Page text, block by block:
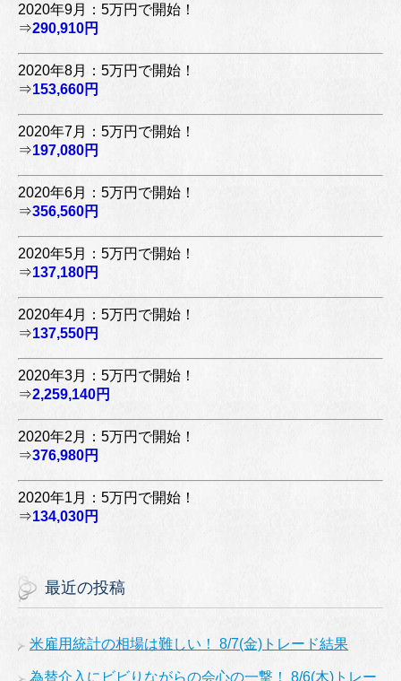
2020年9月：5万円で開始！
⇒290,910円
2020年8月：5万円で開始！
⇒153,660円
2020年7月：5万円で開始！
⇒197,080円
2020年6月：5万円で開始！
⇒356,560円
2020年5月：5万円で開始！
⇒137,180円
2020年4月：5万円で開始！
⇒137,550円
2020年3月：5万円で開始！
⇒2,259,140円
2020年2月：5万円で開始！
⇒376,980円
2020年1月：5万円で開始！
⇒134,030円
最近の投稿
米雇用統計の相場は難しい！ 8/7(金)トレード結果
為替介入にビビりながらの会心の一撃！ 8/6(木)トレー